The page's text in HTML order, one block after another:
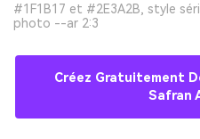
#1F1B17 et #2E3A2B, style
photo --ar 2:3
Créez Gratuitement
Safran